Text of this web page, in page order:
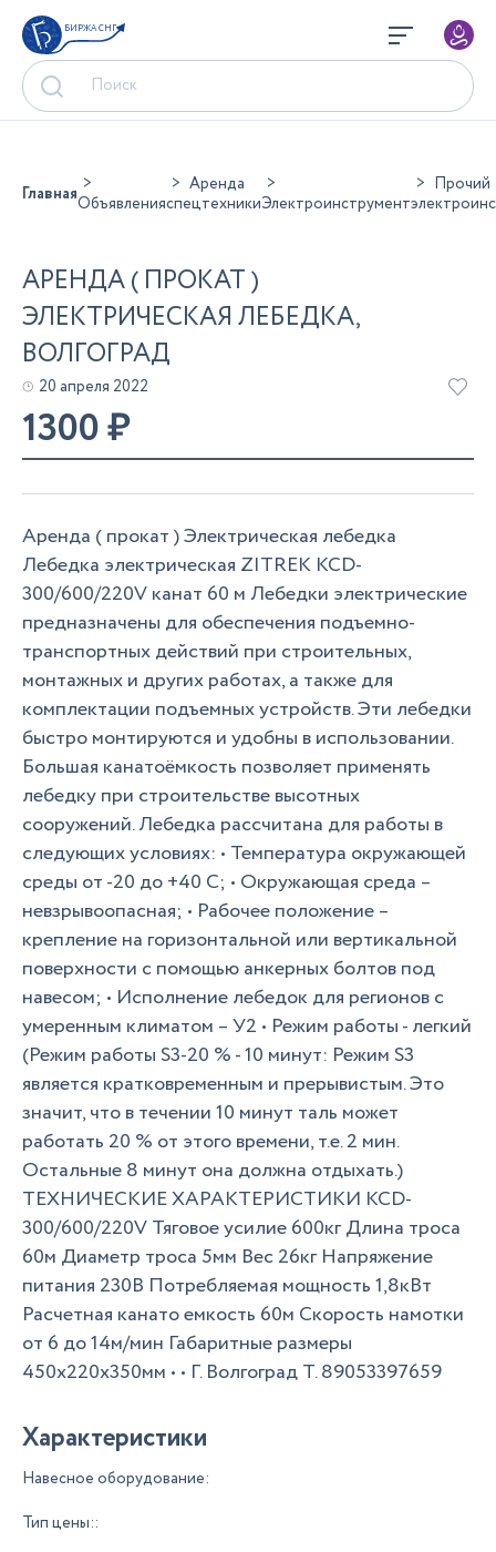
БИРЖА СНГ
ГлавнаяОбъявления
Аренда
спецтехникиЭлектроинструмент
Прочий
АРЕНДА ( ПРОКАТ )
ЭЛЕКТРИЧЕСКАЯ ЛЕБЕДКА,
ВОЛГОГРАД
20 апреля 2022
1300₽
Аренда ( прокат ) Электрическая лебедка
Лебедка электрическая ZITREK KCD-
300/600/220V канат 60 м Лебедки электрические
предназначены для обеспечения подъемно-
транспортных действий при строительных,
монтажных и других работах, а также для
комплектации подъемных устройств. Эти лебедки
быстро монтируются и удобны в использовании.
Большая канатоёмкость позволяет применять
лебедку при строительстве высотных
сооружений. Лебедка рассчитана для работы в
следующих условиях: • Температура окружающей
среды от -20 до +40 С; • Окружающая среда –
невзрывоопасная; • Рабочее положение –
крепление на горизонтальной или вертикальной
поверхности с помощью анкерных болтов под
навесом; • Исполнение лебедок для регионов с
умеренным климатом – У2 • Режим работы - легкий
(Режим работы S3-20 % - 10 минут: Режим S3
является кратковременным и прерывистым. Это
значит, что в течении 10 минут таль может
работать 20 % от этого времени, т.е. 2 мин.
Остальные 8 минут она должна отдыхать.)
ТЕХНИЧЕСКИЕ ХАРАКТЕРИСТИКИ KCD-
300/600/220V Тяговое усилие 600кг Длина троса
60м Диаметр троса 5мм Вес 26кг Напряжение
питания 230В Потребляемая мощность 1,8кВт
Расчетная канато емкость 60м Скорость намотки
от 6 до 14м/мин Габаритные размеры
450х220х350мм • • Г. Волгоград Т. 89053397659
Характеристики
Навесное оборудование:
Тип цены::